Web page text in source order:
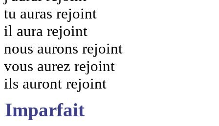
tu auras rejoint
il aura rejoint
nous aurons rejoint
vous aurez rejoint
ils auront rejoint
Imparfait